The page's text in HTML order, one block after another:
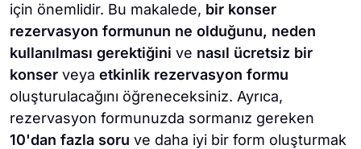
için önemlidir. Bu makalede, bir konser
rezervasyon formunun ne olduğunu, neden
kullanılması gerektiğini ve nasıl ücretsiz bir
konser veya etkinlik rezervasyon formu
oluşturulacağını öğreneceksiniz. Ayrıca,
rezervasyon formunuzda sormanız gereken
10'dan fazla soru ve daha iyi bir form oluşturmak